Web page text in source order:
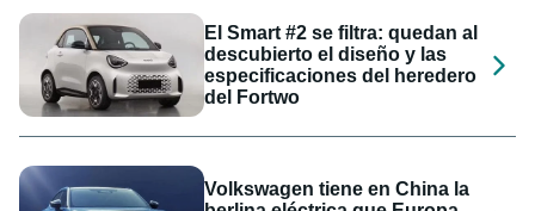
El Smart #2 se filtra: quedan al
descubierto el diseño y las
especificaciones del heredero
del Fortwo
Volkswagen tiene en China la